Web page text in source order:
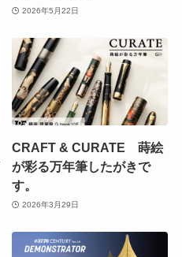
2026年5月22日
CRAFT & CURATE 蒔絵
が彩る万年筆したがきで
す。
2026年3月29日